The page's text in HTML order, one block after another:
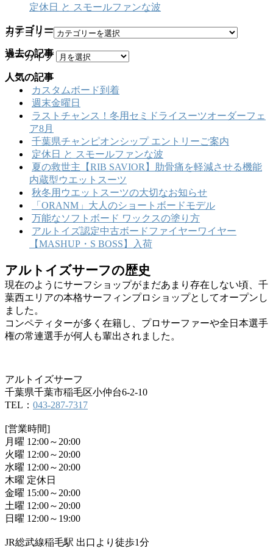
定休日 と スモールファンな波
カテゴリー
カテゴリー
過去の記事
アーカイブ
人気の記事
カスタムボード到着
週末金曜日
ラストチャンス！冬用セミドライスーツオーダーフェ
ア8月
千葉県チャンピオンシップ エントリーご案内
定休日 と スモールファンな波
夏の救世主【RIB SAVIOR】肋骨痛を軽減させる機能
内蔵型ウエットスーツ
秋冬用ウエットスーツの大切なお知らせ
「ORANM」大人のショートボードモデル
万能なソフトボード ワックスの塗り方
アルトイズ認定中古ボードファイヤーワイヤー
【MASHUP・S BOSS】入荷
アルトイズサーフの歴史
現在のようにサーフショップがまだあまり存在しない頃、千
葉西エリアの本格サーフィンプロショップとしてオープンし
ました。
コンペティターが多く在籍し、プロサーファーや全日本選手
権の常連選手が何人も輩出されました。
アルトイズサーフ
千葉県千葉市稲毛区小仲台6-2-10
TEL： 043-287-7317
[営業時間]
月曜 12:00～20:00
火曜 12:00～20:00
水曜 12:00～20:00
木曜 定休日
金曜 15:00～20:00
土曜 12:00～20:00
日曜 12:00～19:00
JR総武線稲毛駅 出口より徒歩1分